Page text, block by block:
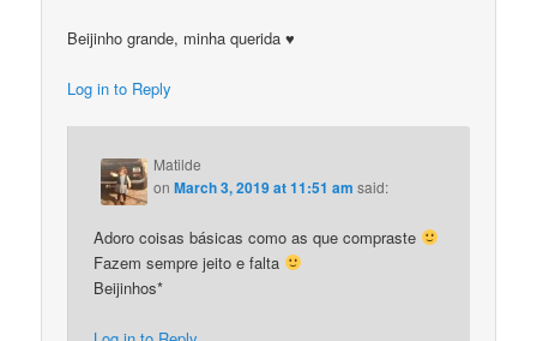
Beijinho grande, minha querida ♥
Log in to Reply
Matilde
onMarch 3, 2019 at 11:51 am said:
Adoro coisas básicas como as que compraste
Fazem sempre jeito e falta
Beijinhos*